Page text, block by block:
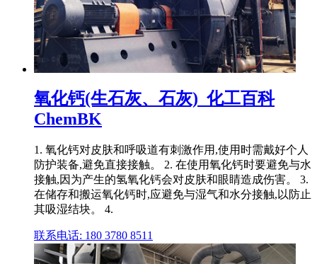
氧化钙(生石灰、石灰)_化工百科
ChemBK
1. 氧化钙对皮肤和呼吸道有刺激作用,使用时需戴好个人
防护装备,避免直接接触。 2. 在使用氧化钙时要避免与水
接触,因为产生的氢氧化钙会对皮肤和眼睛造成伤害。 3.
在储存和搬运氧化钙时,应避免与湿气和水分接触,以防止
其吸湿结块。 4.
联系电话: 180 3780 8511